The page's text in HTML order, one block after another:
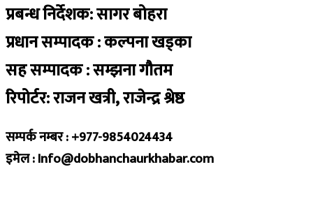
प्रबन्ध निर्देशक: सागर बोहरा
प्रधान सम्पादक : कल्पना खड्का
सह सम्पादक : सम्झना गौतम
रिपोर्टर: राजन खत्री, राजेन्द्र श्रेष्ठ
सम्पर्क नम्बर : +977-9854024434
इमेल : Info@dobhanchaurkhabar.com